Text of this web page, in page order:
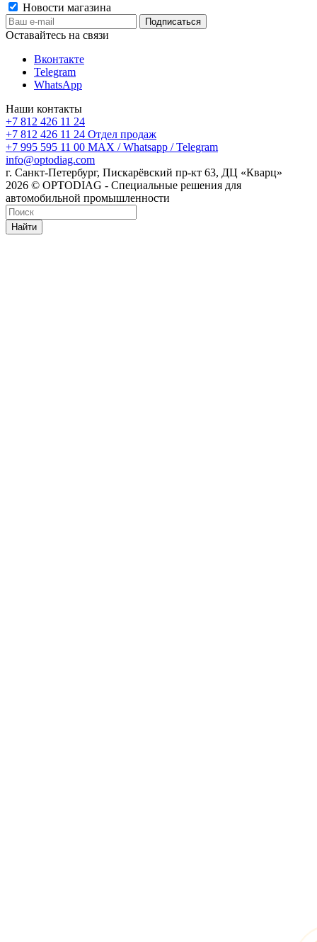
Новости магазина
Оставайтесь на связи
Вконтакте
Telegram
WhatsApp
Наши контакты
+7 812 426 11 24
+7 812 426 11 24 Отдел продаж
+7 995 595 11 00 MAX / Whatsapp / Telegram
info@optodiag.com
г. Санкт-Петербург, Пискарёвский пр-кт 63, ДЦ «Кварц»
2026 © OPTODIAG - Специальные решения для
автомобильной промышленности
Найти